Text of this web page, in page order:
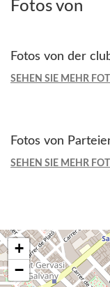
Fotos von
Fotos von der
SEHEN SIE MEHR
Fotos von
SEHEN SIE MEHR